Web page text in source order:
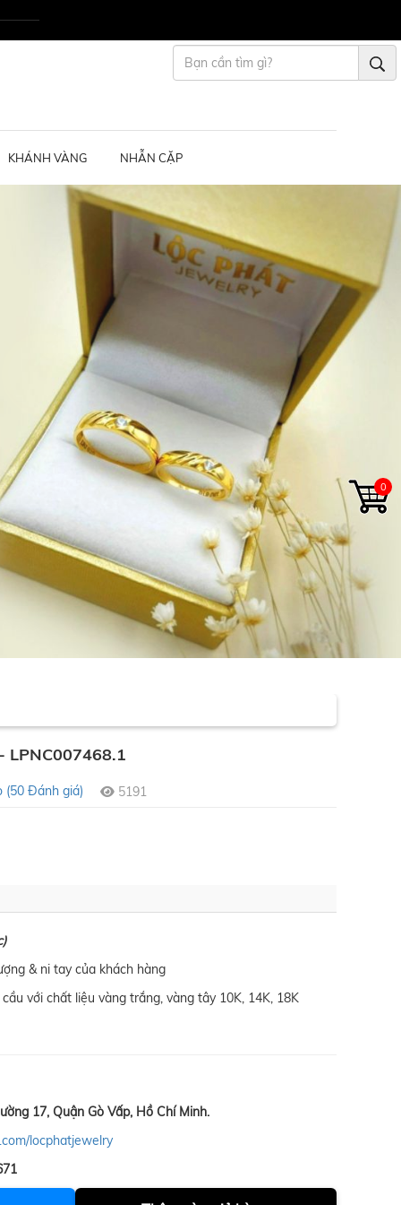
KHÁNH VÀNG NHẪN CẶP
LPNC007468.1
(50 Đánh giá) 5191
& ni tay của khách hàng
với chất liệu vàng trắng, vàng tây 10K, 14K, 18K
17, Quận Gò Vấp, Hồ Chí Minh.
locphatjewelry
0